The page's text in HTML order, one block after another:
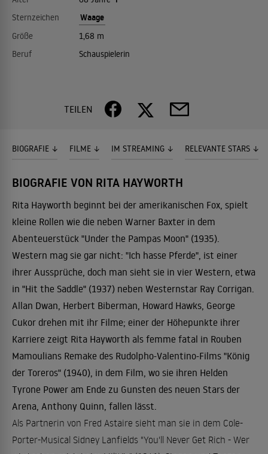
Sternzeichen
Waage
Größe
1,68 m
Beruf
Schauspielerin
TEILEN
BIOGRAFIE FILME IM STREAMING RELEVANTE STARS
BIOGRAFIE VON RITA HAYWORTH
Rita Hayworth beginnt bei der amerikanischen Fox, spielt
kleine Rollen wie die neben Warner Baxter in dem
Abenteuerstück "Under the Pampas Moon" (1935).
Western mag sie gar nicht: "Ich hasse Pferde", ist einer
ihrer Aussprüche, doch man sieht sie in vier Western, etwa
in "Hit the Saddle" (1937) neben Westernstar Ray Corrigan.
Allan Dwan, Herbert Biberman, Howard Hawks, George
Cukor drehen mit ihr Filme; einer der Höhepunkte ihrer
Karriere zeigt Rita Hayworth als femme fatal in Rouben
Mamoulians Remake des Rudolpho-Valentino-Films "König
der Toreros" (1940), in dem Film, wo sie ihren Helden
Tyrone Power am Ende zu Gunsten des neuen Stars der
Arena, Anthony Quinn, fallen lässt.
Als Partnerin von Fred Astaire sieht man sie in dem Cole-
Porter-Musical Sidney Lanfields "You'll Never Get Rich - Wer